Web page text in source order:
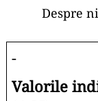
Despre
-
Valorile